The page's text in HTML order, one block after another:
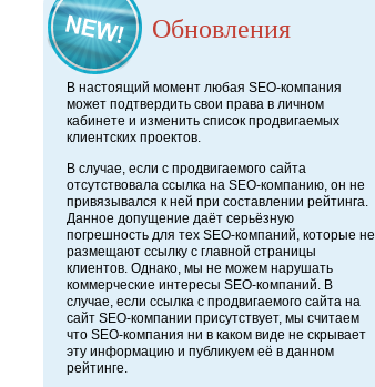
Обновления
В настоящий момент любая SEO-компания
может подтвердить свои права в личном
кабинете и изменить список продвигаемых
клиентских проектов.
В случае, если с продвигаемого сайта
отсутствовала ссылка на SEO-компанию, он не
привязывался к ней при составлении рейтинга.
Данное допущение даёт серьёзную
погрешность для тех SEO-компаний, которые не
размещают ссылку с главной страницы
клиентов. Однако, мы не можем нарушать
коммерческие интересы SEO-компаний. В
случае, если ссылка с продвигаемого сайта на
сайт SEO-компании присутствует, мы считаем
что SEO-компания ни в каком виде не скрывает
эту информацию и публикуем её в данном
рейтинге.